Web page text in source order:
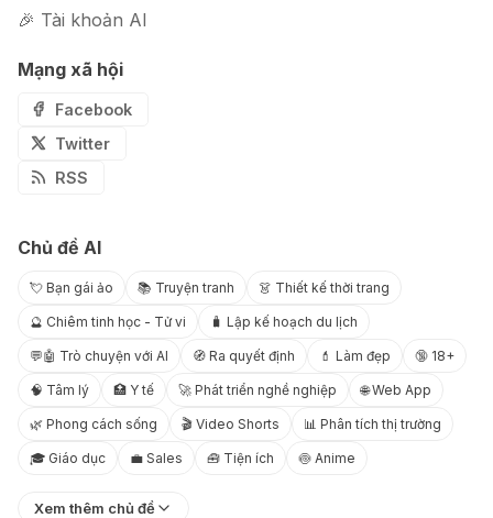
🎉 Tài khoản AI
Mạng xã hội
Facebook
Twitter
RSS
Chủ đề AI
💘 Bạn gái ảo 📚 Truyện tranh 👗 Thiết kế thời trang
🔮 Chiêm tinh học - Tử vi 🧳 Lập kế hoạch du lịch
💬🤖 Trò chuyện với AI 🧭 Ra quyết định 💄 Làm đẹp 🔞 18+
🧠 Tâm lý 🏥 Y tế 🚀 Phát triển nghề nghiệp 🌐 Web App
🌿 Phong cách sống 🎬 Video Shorts 📊 Phân tích thị trường
🎓 Giáo dục 💼 Sales 🧰 Tiện ích 🍥 Anime
Xem thêm chủ đề